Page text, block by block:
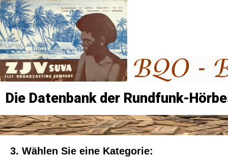
Die Datenbank der Rundfunk-
3. Wählen Sie eine Kategorie: